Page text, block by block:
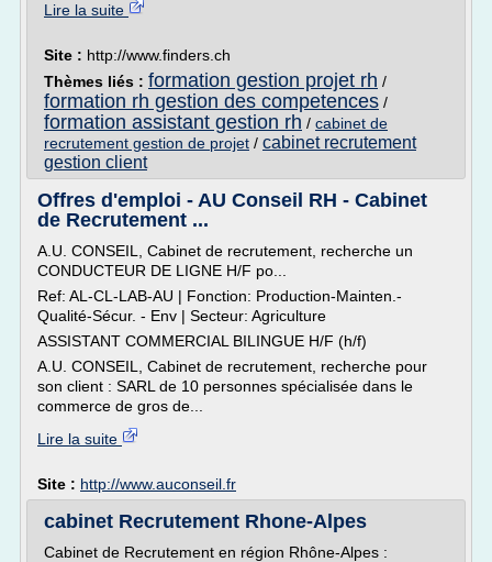
Lire la suite
Site : http://www.finders.ch
Thèmes liés : formation gestion projet rh /
formation rh gestion des competences /
formation assistant gestion rh / cabinet de
recrutement gestion de projet / cabinet recrutement
gestion client
Offres d'emploi - AU Conseil RH - Cabinet
de Recrutement ...
A.U. CONSEIL, Cabinet de recrutement, recherche un
CONDUCTEUR DE LIGNE H/F po...
Ref: AL-CL-LAB-AU | Fonction: Production-Mainten.-
Qualité-Sécur. - Env | Secteur: Agriculture
ASSISTANT COMMERCIAL BILINGUE H/F (h/f)
A.U. CONSEIL, Cabinet de recrutement, recherche pour
son client : SARL de 10 personnes spécialisée dans le
commerce de gros de...
Lire la suite
Site : http://www.auconseil.fr
cabinet Recrutement Rhone-Alpes
Cabinet de Recrutement en région Rhône-Alpes :